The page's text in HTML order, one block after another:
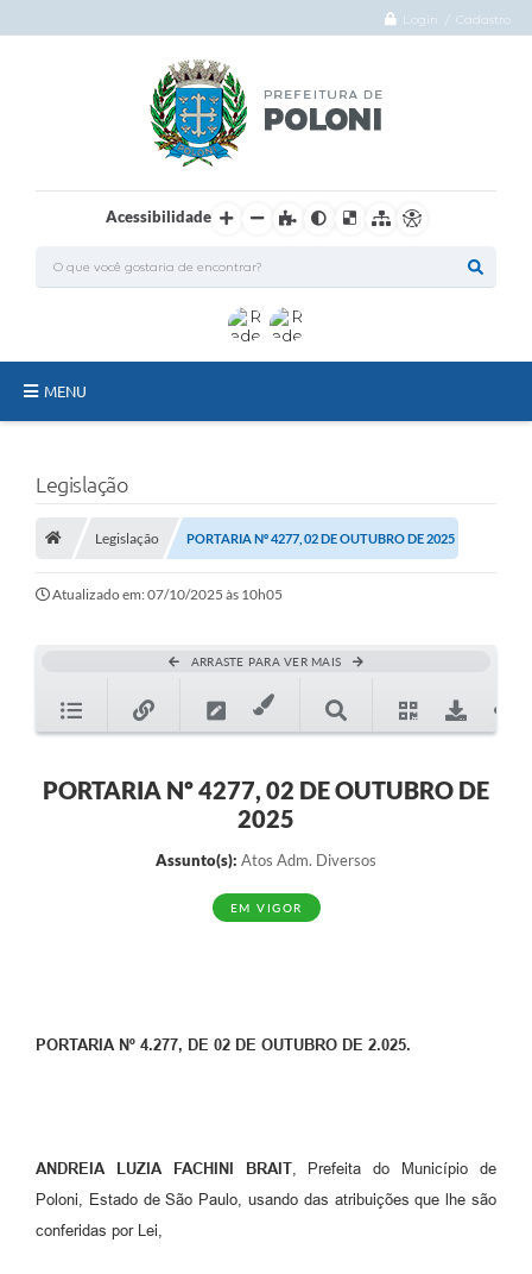
Login / Cadastro
Acessibilidade
MENU
Administração
A Nossa Cidade
Principal
Contratos
Projetos
Contas Públicas
Legislação
Legislação PORTARIA Nº 4277, 02 DE OUTUBRO DE 2025
Atualizado em: 07/10/2025 às 10h05
ARRASTE PARA VER MAIS
PORTARIA Nº 4277, 02 DE OUTUBRO DE
2025
Assunto(s): Atos Adm. Diversos
EM VIGOR
PORTARIA Nº 4.277, DE 02 DE OUTUBRO DE 2.025.
ANDREIA LUZIA FACHINI BRAIT, Prefeita do Município de
Poloni, Estado de São Paulo, usando das atribuições que lhe são
conferidas por Lei,